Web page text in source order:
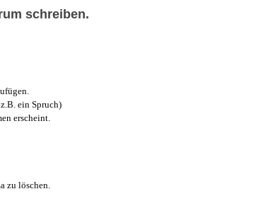
schreiben.
ein Spruch)
erscheint.
zu löschen.